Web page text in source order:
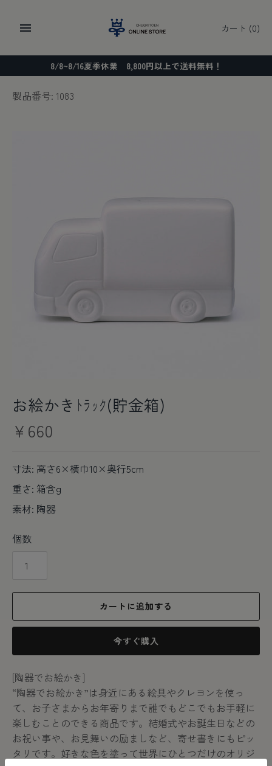
ン
カート (0)
8/8~8/16夏季休業 8,800円以上で送料無料！
製品番号: 1083
お絵かきﾄﾗｯｸ(貯金箱)
¥660
寸法: 高さ6×横巾10×奥行5cm
重さ: 箱含g
素材: 陶器
個数
カートに追加する
今すぐ購入
[陶器でお絵かき]
“陶器でお絵かき”は身近にある絵具やクレヨンを使っ
て、お子さまからお年寄りまで誰でもどこでもお手軽に
楽しむことのできる商品です。結婚式やお誕生日などの
お祝い事や、お見舞いの励ましなど、寄せ書きにもピッ
タリです。好きな色を塗って世界にひとつだけのオリジ